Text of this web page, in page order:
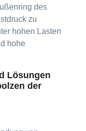
des
zu
hohen Lasten
hohe
Lösungen
der